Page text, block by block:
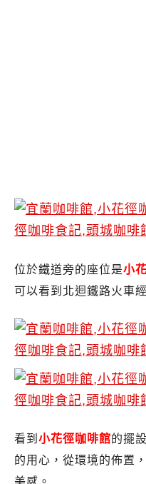
位於鐵道旁的座位是小
可以看到北迴鐵路火車
看到 小花徑咖啡館的擺
的用心，從環境的佈置